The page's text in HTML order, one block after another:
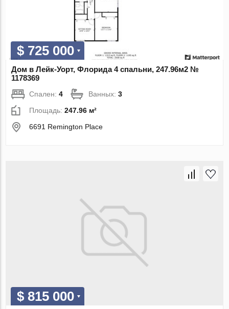
$ 725 000
Дом в Лейк-Уорт, Флорида 4 спальни, 247.96м2 №
1178369
Спален:4 Ванных:3
Площадь:247.96 м²
6691 Remington Place
$ 815 000